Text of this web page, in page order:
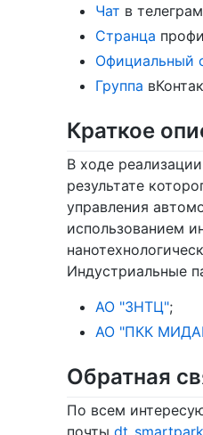
Чат в
Странца
Официальный
Группа
Краткое
В ходе
результате
управления
использованием
Индустриальные
АО "ЗНТЦ";
АО "ПКК
Обратная
По всем
почты